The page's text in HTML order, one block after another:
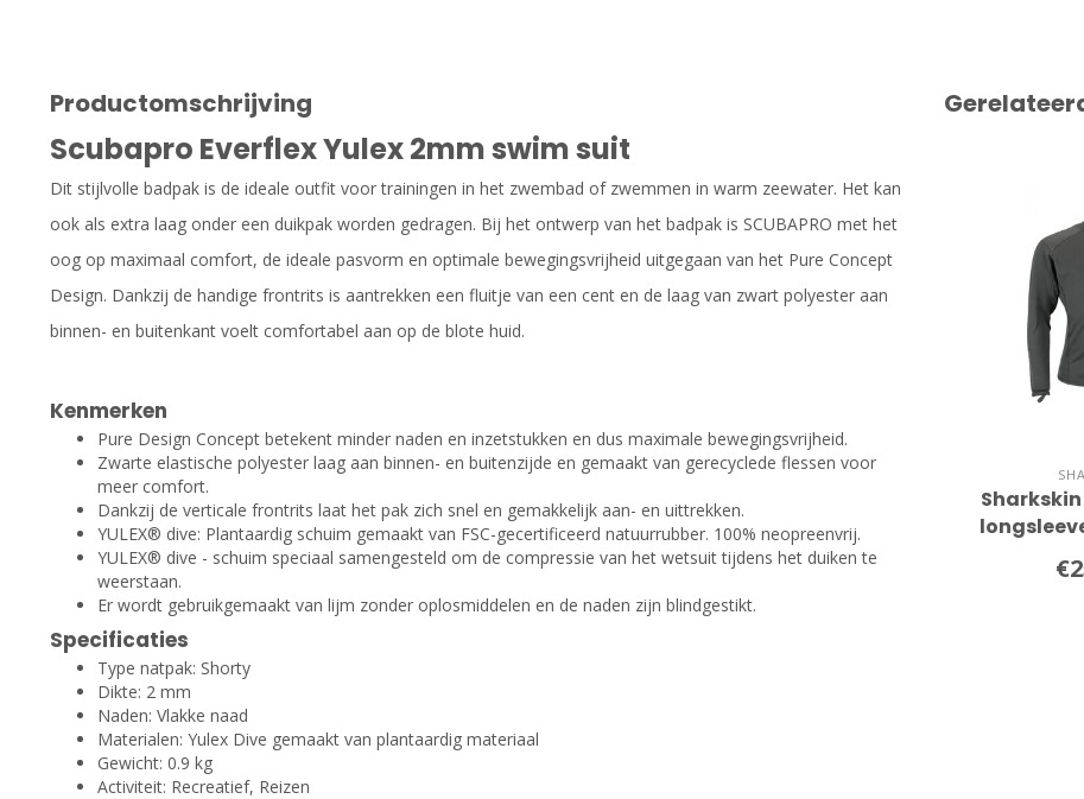
Productomschrijving
Scubapro Everflex Yulex 2mm swim suit
Dit stijlvolle badpak is de ideale outfit voor trainingen in het zwembad of zwemmen in warm zeewater. Het kan
ook als extra laag onder een duikpak worden gedragen. Bij het ontwerp van het badpak is SCUBAPRO met het
oog op maximaal comfort, de ideale pasvorm en optimale bewegingsvrijheid uitgegaan van het Pure Concept
Design. Dankzij de handige frontrits is aantrekken een fluitje van een cent en de laag van zwart polyester aan
binnen- en buitenkant voelt comfortabel aan op de blote huid.
Kenmerken
Pure Design Concept betekent minder naden en inzetstukken en dus maximale bewegingsvrijheid.
Zwarte elastische polyester laag aan binnen- en buitenzijde en gemaakt van gerecyclede flessen voor
meer comfort.
Dankzij de verticale frontrits laat het pak zich snel en gemakkelijk aan- en uittrekken.
YULEX® dive: Plantaardig schuim gemaakt van FSC-gecertificeerd natuurrubber. 100% neopreenvrij.
YULEX® dive - schuim speciaal samengesteld om de compressie van het wetsuit tijdens het duiken te
weerstaan.
Er wordt gebruikgemaakt van lijm zonder oplosmiddelen en de naden zijn blindgestikt.
Specificaties
Type natpak: Shorty
Dikte: 2 mm
Naden: Vlakke naad
Materialen: Yulex Dive gemaakt van plantaardig materiaal
Gewicht: 0.9 kg
Activiteit: Recreatief, Reizen